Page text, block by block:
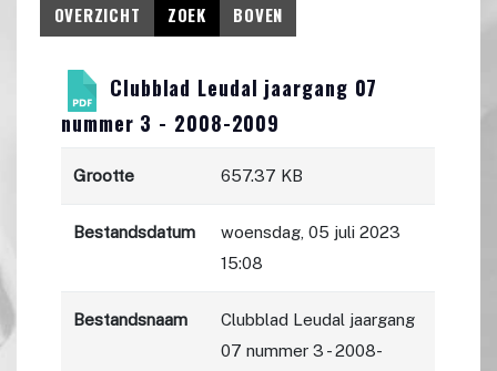
OVERZICHT ZOEK BOVEN
Clubblad Leudal jaargang 07
nummer 3 - 2008-2009
Grootte 657.37 KB
Bestandsdatum
woensdag, 05 juli 2023
15:08
Bestandsnaam
Clubblad Leudal jaargang
07 nummer 3 - 2008-